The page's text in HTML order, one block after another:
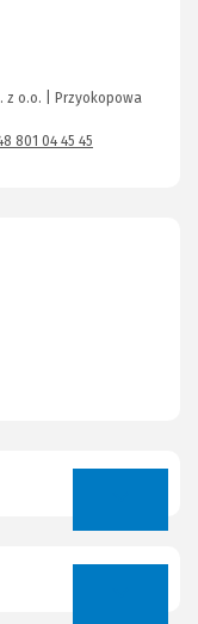
z o.o. | Przyokopowa
801 04 45 45